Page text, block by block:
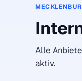
Alle
aktiv.